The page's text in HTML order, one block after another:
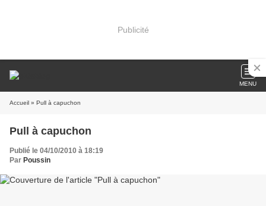
Publicité
MENU
Accueil » Pull à capuchon
Pull à capuchon
Publié le 04/10/2010 à 18:19
Par Poussin